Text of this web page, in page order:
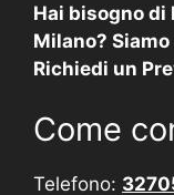
Hai bisogno di
Milano?
Richiedi un
Come
Telefono: